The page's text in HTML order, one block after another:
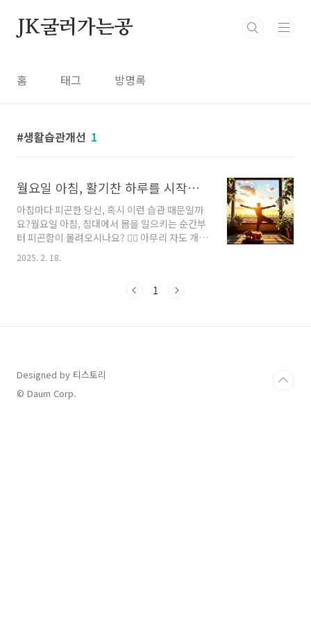
JK굴러가는공
홈 태그 방명록
생활습관개선 1
월요일 아침, 활기찬 하루를 시작하는 5가지 건강 습관!
아침마다 피곤한 당신, 혹시 이런 습관 때문일까
요?월요일 아침, 침대에서 몸을 일으키는 순간부
터 피곤함이 몰려오시나요? 😵‍💫 아무리 자도 개운
하지 않고, 하루 종일 무기력한 기분이라면 잘못
된 아침 습관이 원인일 수 있습니다.🚨 알람을 여
우는 습관🚨 단 음식으로 아침 식사를 대신하는
정하고 바로 일어나기!"5분만 더..."가 하루를 망
친다?알람을 여러 개 맞춰놓고 끄는 것을 반복하
2025. 2. 18.
1
Designed by 티스토리
© Daum Corp.